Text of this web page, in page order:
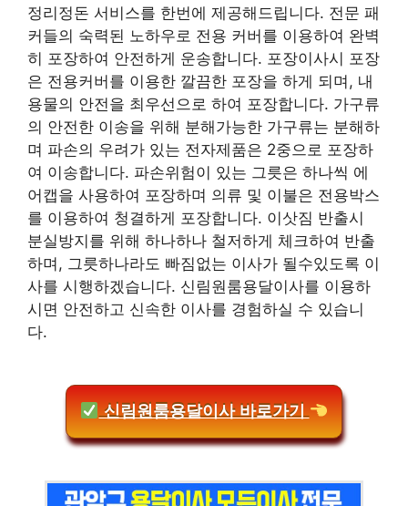
정리정돈 서비스를 한번에 제공해드립니다. 전문 패
커들의 숙력된 노하우로 전용 커버를 이용하여 완벽
히 포장하여 안전하게 운송합니다. 포장이사시 포장
은 전용커버를 이용한 깔끔한 포장을 하게 되며, 내
용물의 안전을 최우선으로 하여 포장합니다. 가구류
의 안전한 이송을 위해 분해가능한 가구류는 분해하
며 파손의 우려가 있는 전자제품은 2중으로 포장하
여 이송합니다. 파손위험이 있는 그릇은 하나씩 에
어캡을 사용하여 포장하며 의류 및 이불은 전용박스
를 이용하여 청결하게 포장합니다. 이삿짐 반출시
분실방지를 위해 하나하나 철저하게 체크하여 반출
하며, 그릇하나라도 빠짐없는 이사가 될수있도록 이
사를 시행하겠습니다. 신림원룸용달이사를 이용하
시면 안전하고 신속한 이사를 경험하실 수 있습니
다.
신림원룸용달이사 바로가기